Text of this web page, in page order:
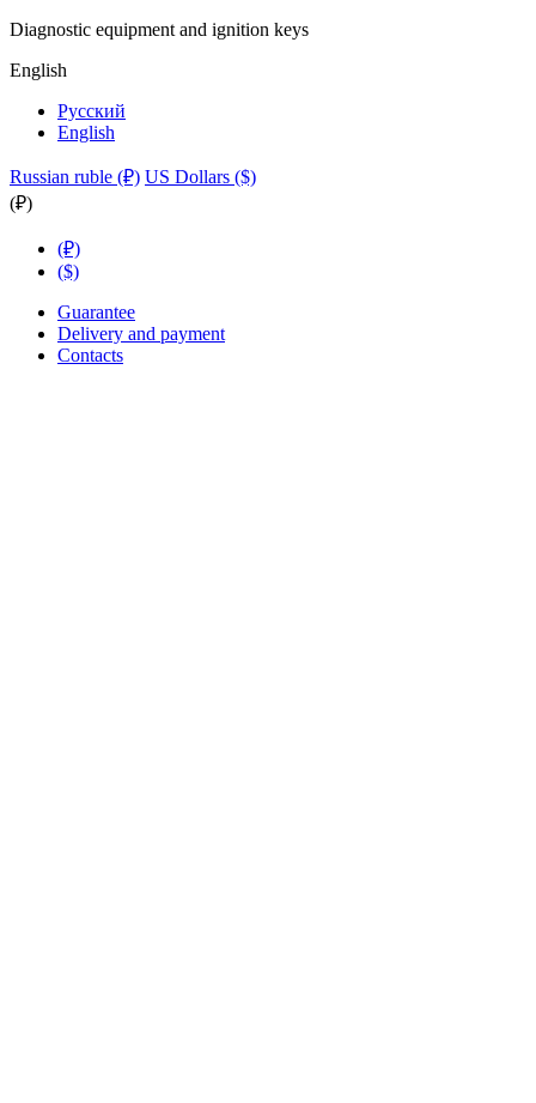
Diagnostic equipment and ignition keys
English
Русский
English
Russian ruble (₽) US Dollars ($)
(₽)
(₽)
($)
Guarantee
Delivery and payment
Contacts